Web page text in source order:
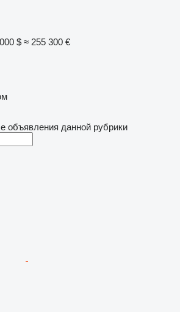
$ ≈ 255 300 €
объявления данной рубрики